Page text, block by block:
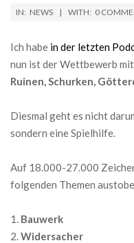
2019-
11
IN: NEWS WITH: 0
Ich habe in der letzten
nun ist der Wettbewerb mit
Ruinen, Schurken,
Diesmal geht es nicht
sondern eine Spielhilfe.
Auf 18.000-27.000
folgenden Themen
Bauwerk
Widersacher